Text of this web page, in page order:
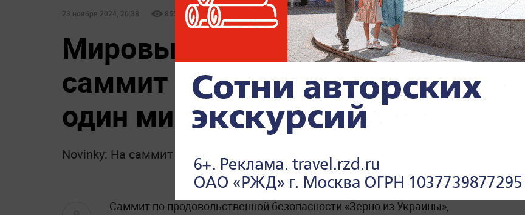
23 ноября 2024, 20:38 8554
Мировые лидеры «забили» на
саммит в Киеве, приехал только
один министр
Novinky: На саммит «Зерно из Украины» в Киеве приехал лишь чешский министр
Саммит по продовольственной безопасности «Зерно из Украины»,